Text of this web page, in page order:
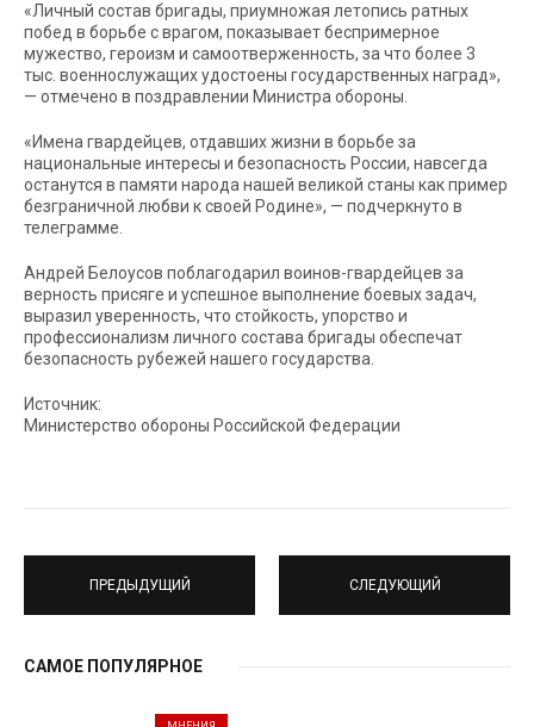
«Личный состав бригады, приумножая летопись ратных
побед в борьбе с врагом, показывает беспримерное
мужество, героизм и самоотверженность, за что более 3
тыс. военнослужащих удостоены государственных наград»,
— отмечено в поздравлении Министра обороны.
«Имена гвардейцев, отдавших жизни в борьбе за
национальные интересы и безопасность России, навсегда
останутся в памяти народа нашей великой станы как пример
безграничной любви к своей Родине», — подчеркнуто в
телеграмме.
Андрей Белоусов поблагодарил воинов-гвардейцев за
верность присяге и успешное выполнение боевых задач,
выразил уверенность, что стойкость, упорство и
профессионализм личного состава бригады обеспечат
безопасность рубежей нашего государства.
Источник:
Министерство обороны Российской Федерации
ПРЕДЫДУЩИЙ СЛЕДУЮЩИЙ
САМОЕ ПОПУЛЯРНОЕ